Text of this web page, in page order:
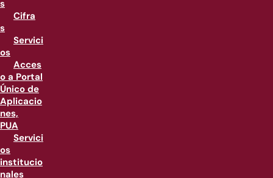
s
Cifra
s
Servici
os
Acces
o a Portal
Único de
Aplicacio
nes,
PUA
Servici
os
institucio
nales